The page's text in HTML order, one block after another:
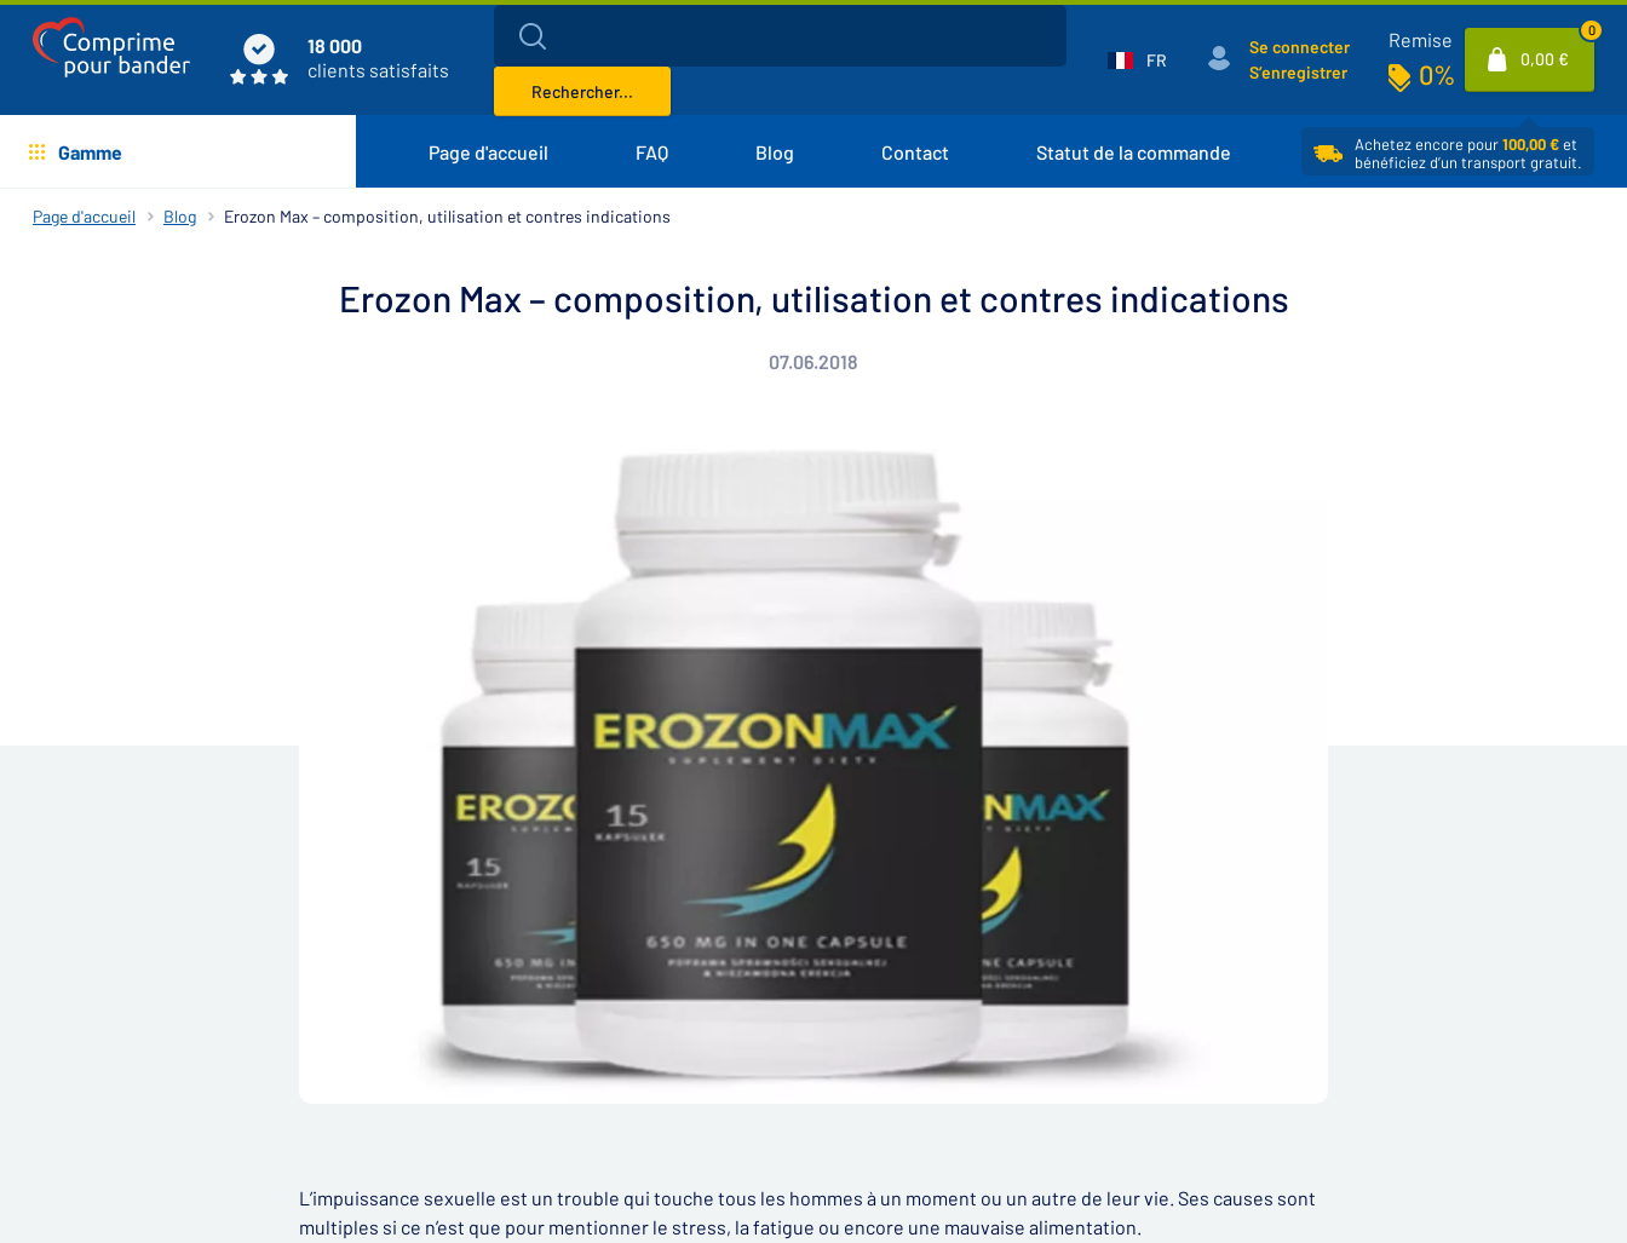
18 000
clients satisfaits
Rechercher...
FR
Se connecter
S’enregistrer
Remise
0% 0,00 €
0
Gamme Page d'accueil FAQ Blog Contact Statut de la commande Achetez encore pour100,00 €et
bénéficiez d’un transport gratuit.
Page d'accueil Blog Erozon Max – composition, utilisation et contres indications
Erozon Max – composition, utilisation et contres indications
07.06.2018
L’impuissance sexuelle est un trouble qui touche tous les hommes à un moment ou un autre de leur vie. Ses causes sont
multiples si ce n’est que pour mentionner le stress, la fatigue ou encore une mauvaise alimentation.